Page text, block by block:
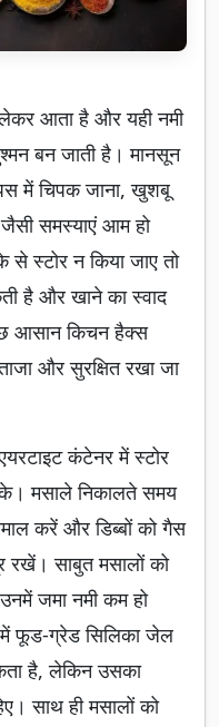
आता है और यही नमी
बन जाती है। मानसून
में चिपक जाना, खुशबू
समस्याएं आम हो
से स्टोर न किया जाए तो
है और खाने का स्वाद
आसान किचन हैक्स
और सुरक्षित रखा जा
कंटेनर में स्टोर
मसाले निकालते समय
करें और डिब्बों को गैस
रखें। साबुत मसालों को
जमा नमी कम हो
फूड-ग्रेड सिलिका जेल
है, लेकिन उसका
साथ ही मसालों को